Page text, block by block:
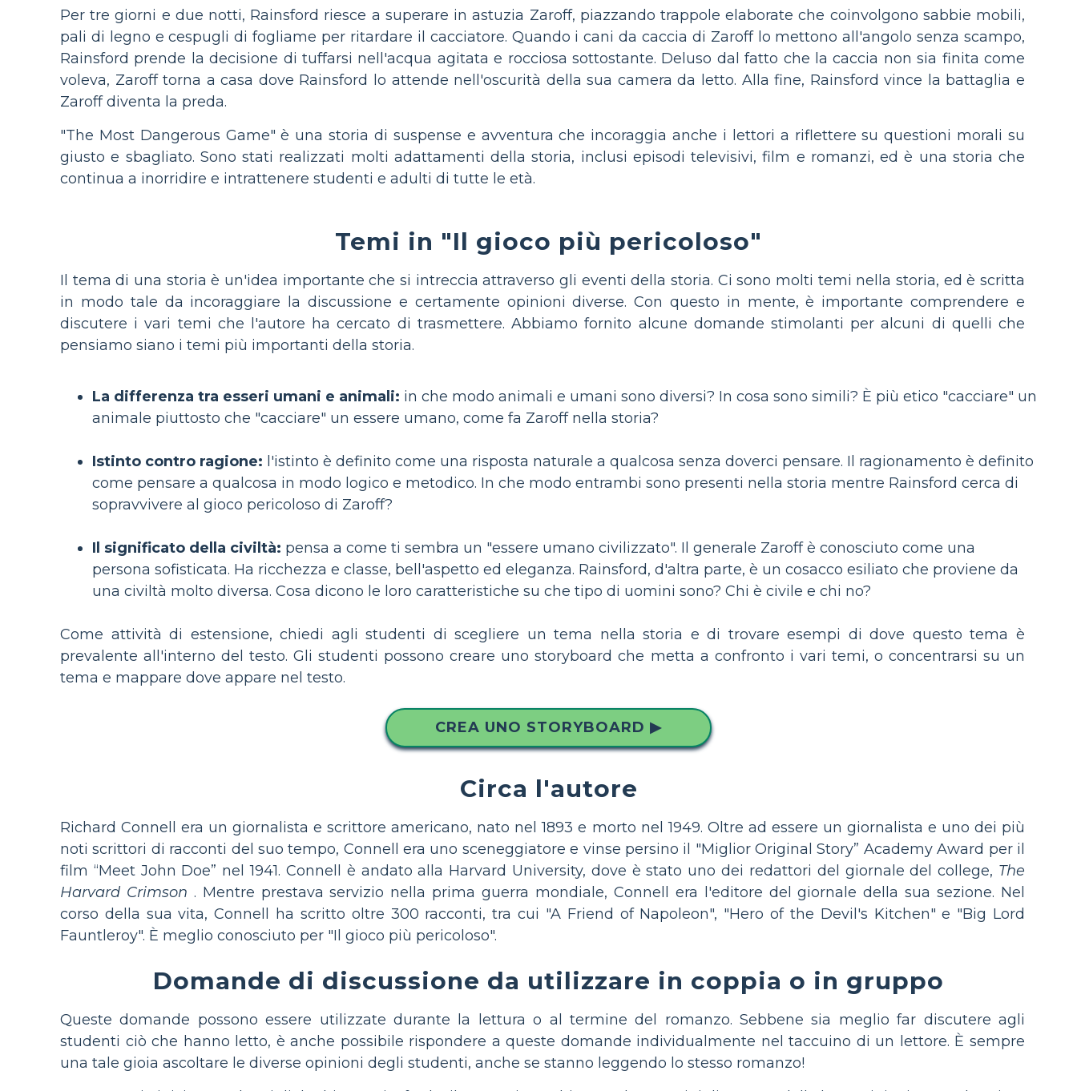
Per tre giorni e due notti, Rainsford riesce a superare in astuzia Zaroff, piazzando trappole elaborate che coinvolgono sabbie mobili,
pali di legno e cespugli di fogliame per ritardare il cacciatore. Quando i cani da caccia di Zaroff lo mettono all'angolo senza scampo,
Rainsford prende la decisione di tuffarsi nell'acqua agitata e rocciosa sottostante. Deluso dal fatto che la caccia non sia finita come
voleva, Zaroff torna a casa dove Rainsford lo attende nell'oscurità della sua camera da letto. Alla fine, Rainsford vince la battaglia e
Zaroff diventa la preda.
"The Most Dangerous Game" è una storia di suspense e avventura che incoraggia anche i lettori a riflettere su questioni morali su
giusto e sbagliato. Sono stati realizzati molti adattamenti della storia, inclusi episodi televisivi, film e romanzi, ed è una storia che
continua a inorridire e intrattenere studenti e adulti di tutte le età.
Temi in "Il gioco più pericoloso"
Il tema di una storia è un'idea importante che si intreccia attraverso gli eventi della storia. Ci sono molti temi nella storia, ed è scritta
in modo tale da incoraggiare la discussione e certamente opinioni diverse. Con questo in mente, è importante comprendere e
discutere i vari temi che l'autore ha cercato di trasmettere. Abbiamo fornito alcune domande stimolanti per alcuni di quelli che
pensiamo siano i temi più importanti della storia.
La differenza tra esseri umani e animali: in che modo animali e umani sono diversi? In cosa sono simili? È più etico "cacciare" un
animale piuttosto che "cacciare" un essere umano, come fa Zaroff nella storia?
Istinto contro ragione: l'istinto è definito come una risposta naturale a qualcosa senza doverci pensare. Il ragionamento è definito
come pensare a qualcosa in modo logico e metodico. In che modo entrambi sono presenti nella storia mentre Rainsford cerca di
sopravvivere al gioco pericoloso di Zaroff?
Il significato della civiltà: pensa a come ti sembra un "essere umano civilizzato". Il generale Zaroff è conosciuto come una
persona sofisticata. Ha ricchezza e classe, bell'aspetto ed eleganza. Rainsford, d'altra parte, è un cosacco esiliato che proviene da
una civiltà molto diversa. Cosa dicono le loro caratteristiche su che tipo di uomini sono? Chi è civile e chi no?
Come attività di estensione, chiedi agli studenti di scegliere un tema nella storia e di trovare esempi di dove questo tema è
prevalente all'interno del testo. Gli studenti possono creare uno storyboard che metta a confronto i vari temi, o concentrarsi su un
tema e mappare dove appare nel testo.
CREA UNO STORYBOARD ▶
Circa l'autore
Richard Connell era un giornalista e scrittore americano, nato nel 1893 e morto nel 1949. Oltre ad essere un giornalista e uno dei più
noti scrittori di racconti del suo tempo, Connell era uno sceneggiatore e vinse persino il "Miglior Original Story” Academy Award per il
film “Meet John Doe” nel 1941. Connell è andato alla Harvard University, dove è stato uno dei redattori del giornale del college, The
Harvard Crimson . Mentre prestava servizio nella prima guerra mondiale, Connell era l'editore del giornale della sua sezione. Nel
corso della sua vita, Connell ha scritto oltre 300 racconti, tra cui "A Friend of Napoleon", "Hero of the Devil's Kitchen" e "Big Lord
Fauntleroy". È meglio conosciuto per "Il gioco più pericoloso".
Domande di discussione da utilizzare in coppia o in gruppo
Queste domande possono essere utilizzate durante la lettura o al termine del romanzo. Sebbene sia meglio far discutere agli
studenti ciò che hanno letto, è anche possibile rispondere a queste domande individualmente nel taccuino di un lettore. È sempre
una tale gioia ascoltare le diverse opinioni degli studenti, anche se stanno leggendo lo stesso romanzo!